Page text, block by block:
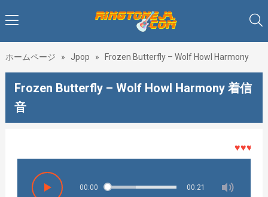
ホームページ » Jpop » Frozen Butterfly – Wolf Howl Harmony
Frozen Butterfly – Wolf Howl Harmony 着信
音
♥♥♥着メ
00:00 00:21